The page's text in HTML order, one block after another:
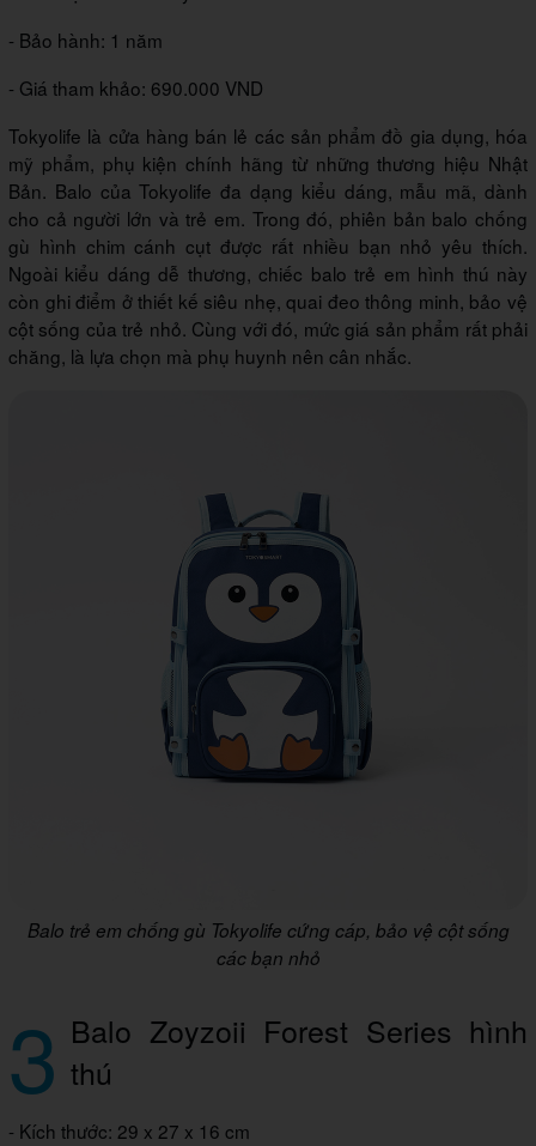
- Bảo hành: 1 năm
- Giá tham khảo: 690.000 VND
Tokyolife là cửa hàng bán lẻ các sản phẩm đồ gia dụng, hóa
mỹ phẩm, phụ kiện chính hãng từ những thương hiệu Nhật
Bản. Balo của Tokyolife đa dạng kiểu dáng, mẫu mã, dành
cho cả người lớn và trẻ em. Trong đó, phiên bản balo chống
gù hình chim cánh cụt được rất nhiều bạn nhỏ yêu thích.
Ngoài kiểu dáng dễ thương, chiếc balo trẻ em hình thú này
còn ghi điểm ở thiết kế siêu nhẹ, quai đeo thông minh, bảo vệ
cột sống của trẻ nhỏ. Cùng với đó, mức giá sản phẩm rất phải
chăng, là lựa chọn mà phụ huynh nên cân nhắc.
Balo trẻ em chống gù Tokyolife cứng cáp, bảo vệ cột sống
các bạn nhỏ
3 Balo Zoyzoii Forest Series hình
thú
- Kích thước: 29 x 27 x 16 cm